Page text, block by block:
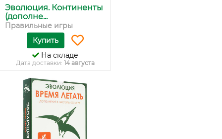
Эволюция. Континенты
(дополне...
Правильные игры
Купить
На складе
Дата доставки: 14 августа